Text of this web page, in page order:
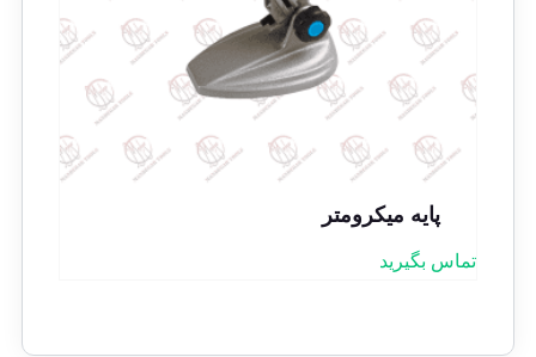
پایه میکرومتر
تماس بگیرید